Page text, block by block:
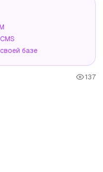
базе
137